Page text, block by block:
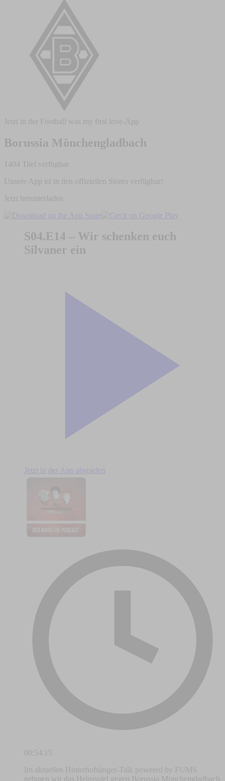
Jetzt in der Football was my first love-App
Borussia Mönchengladbach
1404 Titel verfügbar
Unsere App ist in den offiziellen Stores verfügbar!
Jetzt herunterladen
S04.E14 – Wir schenken euch
Silvaner ein
Jetzt in der App abspielen
00:54:15
Im aktuellen Hinterhofsänger-Talk powered by FUMS
nehmen wir das Heimspiel gegen Borussia Mönchengladbach